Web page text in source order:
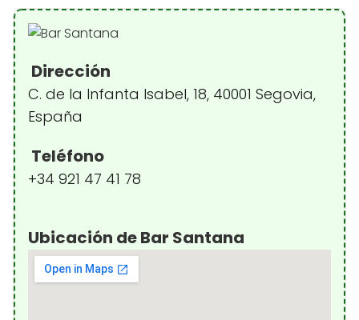
Dirección
C. de la Infanta Isabel, 18, 40001 Segovia,
España
Teléfono
+34 921 47 41 78
Ubicación de Bar Santana